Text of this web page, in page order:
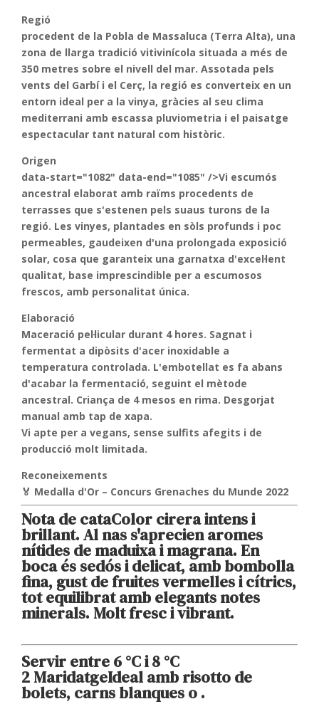
Regió
procedent de la Pobla de Massaluca (Terra Alta), una
zona de llarga tradició vitivinícola situada a més de
350 metres sobre el nivell del mar. Assotada pels
vents del Garbí i el Cerç, la regió es converteix en un
entorn ideal per a la vinya, gràcies al seu clima
mediterrani amb escassa pluviometria i el paisatge
espectacular tant natural com històric.
Origen
data-start="1082" data-end="1085" />Vi escumós
ancestral elaborat amb raïms procedents de
terrasses que s'estenen pels suaus turons de la
regió. Les vinyes, plantades en sòls profunds i poc
permeables, gaudeixen d'una prolongada exposició
solar, cosa que garanteix una garnatxa d'excel·lent
qualitat, base imprescindible per a escumosos
frescos, amb personalitat única.
Elaboració
Maceració pel·licular durant 4 hores. Sagnat i
fermentat a dipòsits d'acer inoxidable a
temperatura controlada. L'embotellat es fa abans
d'acabar la fermentació, seguint el mètode
ancestral. Criança de 4 mesos en rima. Desgorjat
manual amb tap de xapa.
Vi apte per a vegans, sense sulfits afegits i de
producció molt limitada.
Reconeixements
🏅 Medalla d'Or – Concurs Grenaches du Munde 2022
Nota de cataColor cirera intens i
brillant. Al nas s'aprecien aromes
nítides de maduixa i magrana. En
boca és sedós i delicat, amb bombolla
fina, gust de fruites vermelles i cítrics,
tot equilibrat amb elegants notes
minerals. Molt fresc i vibrant.
Servir entre 6 °C i 8 °C
2 MaridatgeIdeal amb risotto de
bolets, carns blanques o .